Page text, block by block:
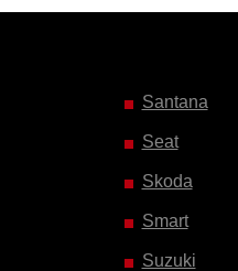
Santana
Seat
Skoda
Smart
Suzuki